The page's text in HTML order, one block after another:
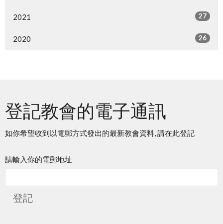
2021 27
2020 26
登記教會的電子通訊
如你希望收到以電郵方式發出的最新教會資料, 請在此登記
請輸入你的電郵地址
登記